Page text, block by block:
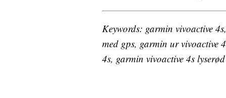
Keywords: garmin vivoactive
med gps, garmin ur vivoactive
4s, garmin vivoactive 4s lyserød